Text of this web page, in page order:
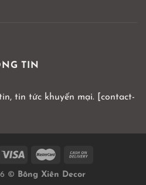
TIN
tin tức khuyến mại. [contact-
© Bông Xiên Decor